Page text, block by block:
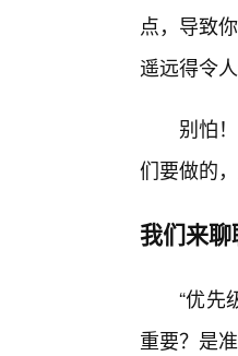
点，导致
遥远得令人
别怕
们要做的
我们来
“优先
重要？是